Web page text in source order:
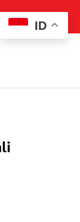
ID